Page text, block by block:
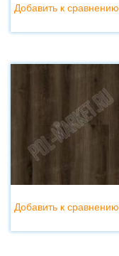
Добавить к сравнению
Добавить к сравнению